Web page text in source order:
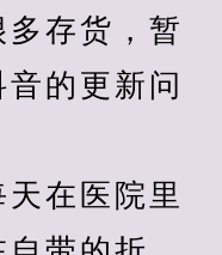
存货，暂
的更新问
在医院里